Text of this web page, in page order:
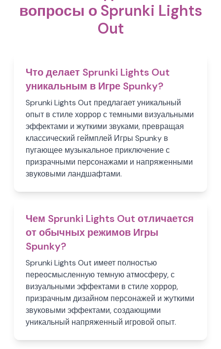
вопросы о Sprunki Lights
Out
Что делает Sprunki Lights Out
уникальным в Игре Spunky?
Sprunki Lights Out предлагает уникальный
опыт в стиле хоррор с темными визуальными
эффектами и жуткими звуками, превращая
классический геймплей Игры Spunky в
пугающее музыкальное приключение с
призрачными персонажами и напряженными
звуковыми ландшафтами.
Чем Sprunki Lights Out отличается
от обычных режимов Игры
Spunky?
Sprunki Lights Out имеет полностью
переосмысленную темную атмосферу, с
визуальными эффектами в стиле хоррор,
призрачным дизайном персонажей и жуткими
звуковыми эффектами, создающими
уникальный напряженный игровой опыт.